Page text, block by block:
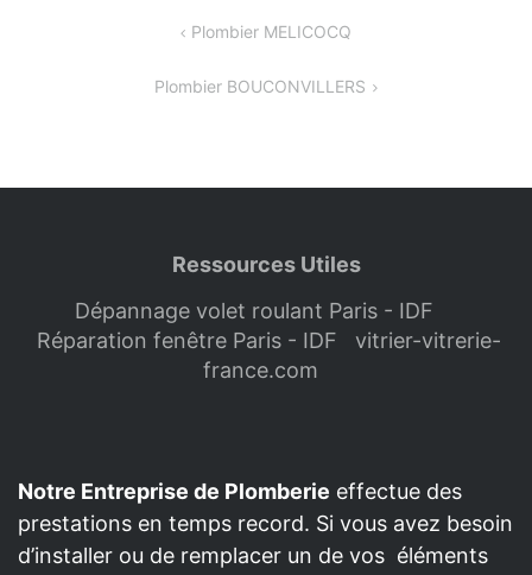
Plombier MELICOCQ
Plombier BOUCONVILLERS
Ressources Utiles
Dépannage volet roulant Paris - IDF
Réparation fenêtre Paris - IDF
vitrier-vitrerie-
france.com
Notre Entreprise de Plomberie effectue des
prestations en temps record. Si vous avez besoin
d’installer ou de remplacer un de vos éléments